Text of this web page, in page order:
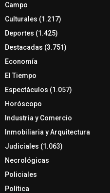
Campo
Culturales (1.217)
Deportes (1.425)
Destacadas (3.751)
Economía
El Tiempo
Espectáculos (1.057)
Horóscopo
Industria y Comercio
Inmobiliaria y Arquitectura
Judiciales (1.063)
Necrológicas
Policiales
Política